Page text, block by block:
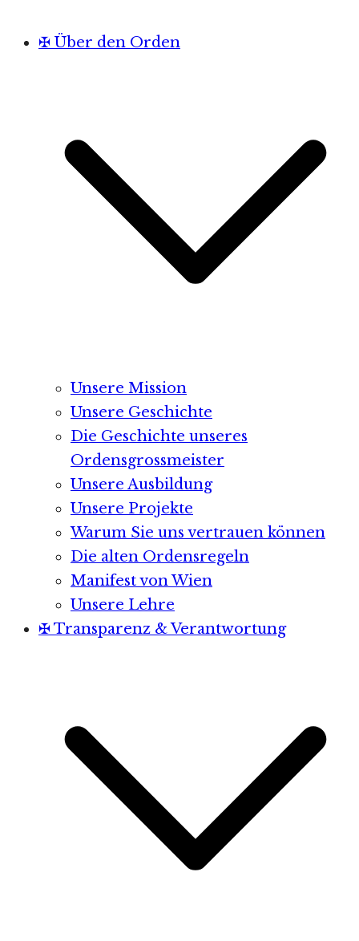
✠ Über den Orden
Unsere Mission
Unsere Geschichte
Die Geschichte unseres
Ordensgrossmeister
Unsere Ausbildung
Unsere Projekte
Warum Sie uns vertrauen können
Die alten Ordensregeln
Manifest von Wien
Unsere Lehre
✠ Transparenz & Verantwortung